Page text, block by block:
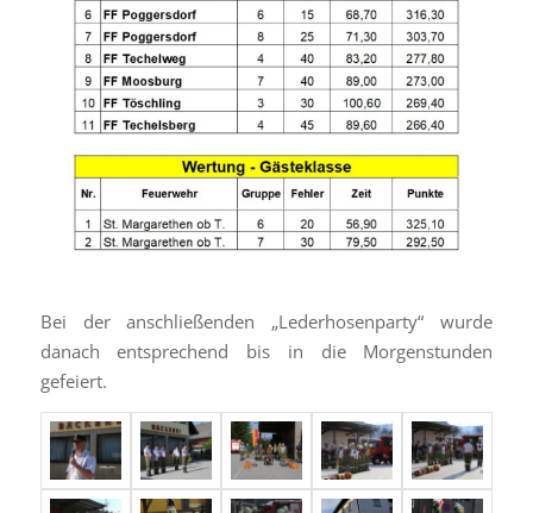
Bei der anschließenden „Lederhosenparty“ wurde
danach entsprechend bis in die Morgenstunden
gefeiert.